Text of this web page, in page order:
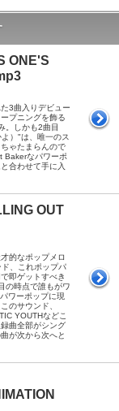
ONE'S
3曲入りデビュー
プニングを飾る
。しかも2曲目
）"は、唯一のス
ゃたまらんので
Bakerなパワーポ
合わせて手に入
OUT
的なポップメロ
、これポップパ
即ゲットすべき
の時点で誰もがワ
ワーポップに現
のサウンド、
YOUTHなどこ
曲全部がシング
が次から次へと